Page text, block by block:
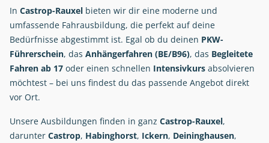
In Castrop-Rauxel bieten wir dir eine moderne und
umfassende Fahrausbildung, die perfekt auf deine
Bedürfnisse abgestimmt ist. Egal ob du deinen PKW-
Führerschein, das Anhängerfahren (BE/B96), das Begleitete
Fahren ab 17 oder einen schnellen Intensivkurs absolvieren
möchtest – bei uns findest du das passende Angebot direkt
vor Ort.
Unsere Ausbildungen finden in ganz Castrop-Rauxel,
darunter Castrop, Habinghorst, Ickern, Deininghausen,